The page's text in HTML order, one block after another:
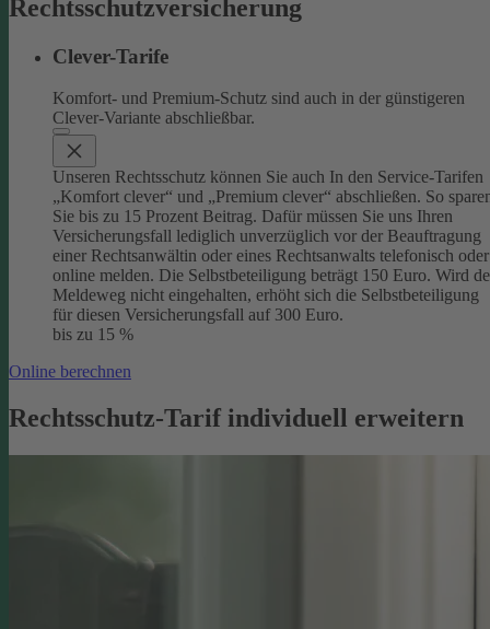
Rechtsschutzversicherung
Clever-Tarife
Komfort- und Premium-Schutz sind auch in der günstigeren
Clever-Variante abschließbar.
Unseren Rechtsschutz können Sie auch In den Service-Tarifen
„Komfort clever“ und „Premium clever“ abschließen. So
Sie bis zu 15 Prozent Beitrag. Dafür müssen Sie uns Ihren
Versicherungsfall lediglich unverzüglich vor der Beauftragung
einer Rechtsanwältin oder eines Rechtsanwalts telefonisch oder
online melden. Die Selbstbeteiligung beträgt 150 Euro. Wird
Meldeweg nicht eingehalten, erhöht sich die Selbstbeteiligung
für diesen Versicherungsfall auf 300 Euro.
bis zu 15 %
Online berechnen
Rechtsschutz-Tarif individuell erweitern